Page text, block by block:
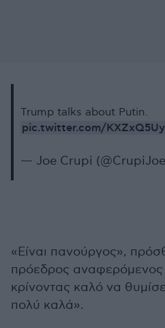
Trump talks about Putin.
pic.twitter.com/
— Joe Crupi
«Είναι πανούργος»,
πρόεδρος αναφερόμενος
κρίνοντας καλό να
πολύ καλά».